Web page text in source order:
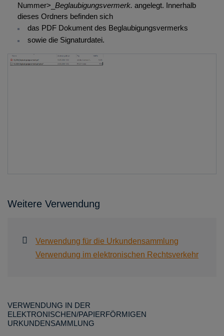
Nummer>_ Beglaubigungsvermerk. angelegt. Innerhalb
dieses Ordners befinden sich
das PDF Dokument des Beglaubigungsvermerks
sowie die Signaturdatei.
Weitere Verwendung
Verwendung für die Urkundensammlung
Verwendung im elektronischen Rechtsverkehr
VERWENDUNG IN DER
ELEKTRONISCHEN/PAPIERFÖRMIGEN
URKUNDENSAMMLUNG